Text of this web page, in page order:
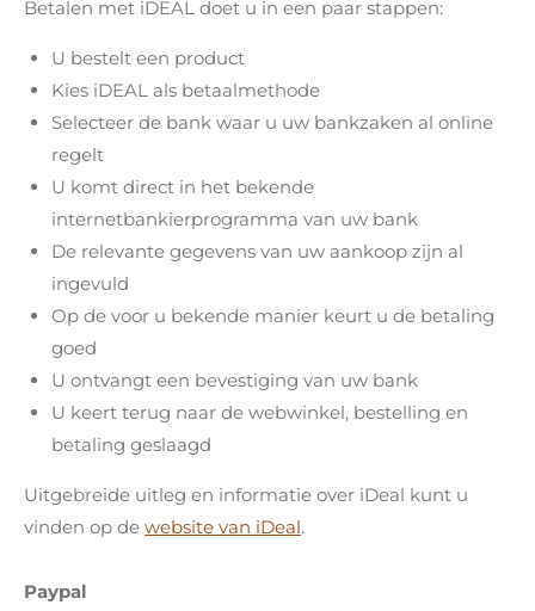
Betalen met iDEAL doet u in een paar stappen:
U bestelt een product
Kies iDEAL als betaalmethode
Selecteer de bank waar u uw bankzaken al online
regelt
U komt direct in het bekende
internetbankierprogramma van uw bank
De relevante gegevens van uw aankoop zijn al
ingevuld
Op de voor u bekende manier keurt u de betaling
goed
U ontvangt een bevestiging van uw bank
U keert terug naar de webwinkel, bestelling en
betaling geslaagd
Uitgebreide uitleg en informatie over iDeal kunt u
vinden op de website van iDeal.
Paypal